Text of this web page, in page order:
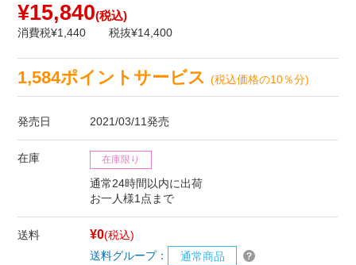
¥15,840(税込)
消費税¥1,440 税抜¥14,400
1,584ポイントサービス(税込価格の10％分)
発売日 2021/03/11発売
在庫 在庫限り
通常24時間以内に出荷
お一人様1点まで
送料 ¥0(税込)
送料グループ：
通常商品